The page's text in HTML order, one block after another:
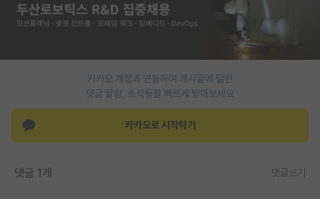
임용 후기 게시판
인문사회 계열 게시판
특수/전문대학원 게시판
학술 정보 게시판
카카오 계정과 연동하여 게시글에 달린
댓글 알람, 소식등을 빠르게 받아보세요
카카오로 시작하기
댓글 1개 댓글쓰기